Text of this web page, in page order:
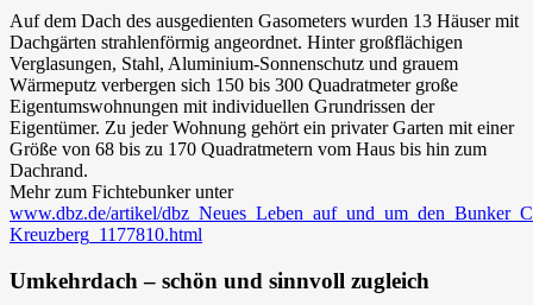
Auf dem Dach des ausgedienten Gasometers wurden 13 Häuser mit
Dachgärten strahlenförmig angeordnet. Hinter großflächigen
Verglasungen, Stahl, Aluminium-Sonnenschutz und grauem
Wärmeputz verbergen sich 150 bis 300 Quadratmeter große
Eigentumswohnungen mit individuellen Grundrissen der
Eigentümer. Zu jeder Wohnung gehört ein privater Garten mit einer
Größe von 68 bis zu 170 Quadratmetern vom Haus bis hin zum
Dachrand.
Mehr zum Fichtebunker unter
www.dbz.de/artikel/
Kreuzberg_1177810.html
Umkehrdach – schön und sinnvoll zugleich